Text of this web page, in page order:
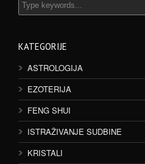
KATEGORIJE
ASTROLOGIJA
EZOTERIJA
FENG SHUI
ISTRAŽIVANJE SUDBINE
KRISTALI